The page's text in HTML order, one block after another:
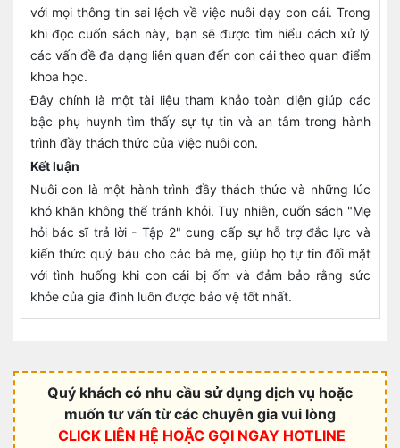
với mọi thông tin sai lệch về việc nuôi dạy con cái. Trong
khi đọc cuốn sách này, bạn sẽ được tìm hiểu cách xử lý
các vấn đề đa dạng liên quan đến con cái theo quan điểm
khoa học.
Đây chính là một tài liệu tham khảo toàn diện giúp các
bậc phụ huynh tìm thấy sự tự tin và an tâm trong hành
trình đầy thách thức của việc nuôi con.
Kết luận
Nuôi con là một hành trình đầy thách thức và những lúc
khó khăn không thể tránh khỏi. Tuy nhiên, cuốn sách "Mẹ
hỏi bác sĩ trả lời - Tập 2" cung cấp sự hỗ trợ đắc lực và
kiến thức quý báu cho các bà mẹ, giúp họ tự tin đối mặt
với tình huống khi con cái bị ốm và đảm bảo rằng sức
khỏe của gia đình luôn được bảo vệ tốt nhất.
Quý khách có nhu cầu sử dụng dịch vụ hoặc
muốn tư vấn từ các chuyên gia vui lòng
CLICK LIÊN HỆ HOẶC GỌI NGAY HOTLINE